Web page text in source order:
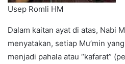
Usep Romli HM
Dalam kaitan ayat di atas, Nabi
menyatakan, setiap Mu’min
menjadi pahala atau “kafarat”